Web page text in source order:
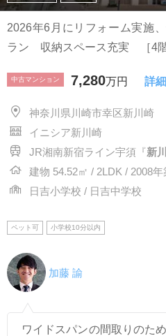
2026年6月にリフォーム実施
ラン 収納スペース充実 ［4階
中古マンション 7,280万円 詳細
神奈川県川崎市幸区新川崎
イニシア新川崎
JR湘南新宿ライン宇須『新
建物 54.52㎡ / 2LDK / 2008年
日吉小学校 / 日吉中学校
ペット可 小学校10分以内
加藤 諭
ワイドスパンの間取りのた